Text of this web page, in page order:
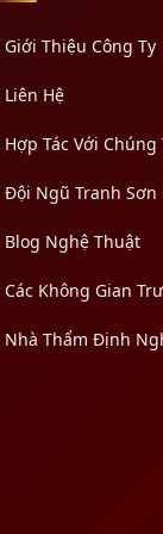
Giới Thiệu Công Ty
Liên Hệ
Hợp Tác Với Chúng
Đội Ngũ Tranh Sơn
Blog Nghệ Thuật
Các Không Gian
Nhà Thẩm Định